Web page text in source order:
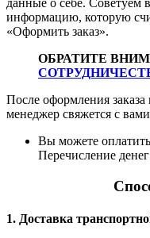
информацию, которую
«Оформить заказ».
ОБРАТИТЕ
После оформления
менеджер свяжется с
Вы можете
Перечисление
1. Доставка